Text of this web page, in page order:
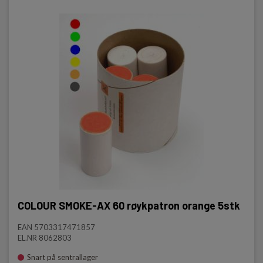
COLOUR SMOKE-AX 60 røykpatron orange 5stk
EAN 5703317471857
EL.NR 8062803
Snart på sentrallager